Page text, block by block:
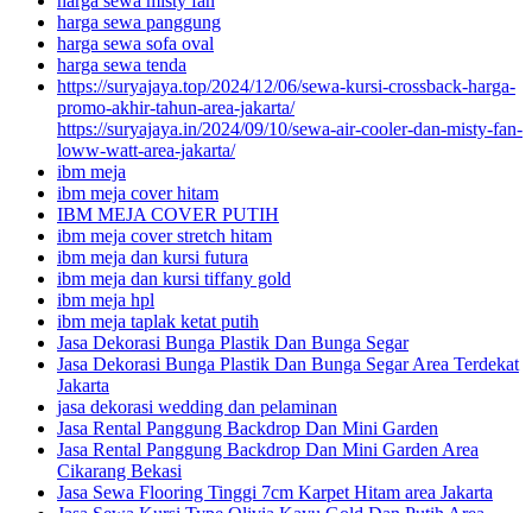
harga sewa panggung
harga sewa sofa oval
harga sewa tenda
https://suryajaya.top/2024/12/06/sewa-kursi-crossback-harga-
promo-akhir-tahun-area-jakarta/
https://suryajaya.in/2024/09/10/sewa-air-cooler-dan-misty-fan-
loww-watt-area-jakarta/
ibm meja
ibm meja cover hitam
IBM MEJA COVER PUTIH
ibm meja cover stretch hitam
ibm meja dan kursi futura
ibm meja dan kursi tiffany gold
ibm meja hpl
ibm meja taplak ketat putih
Jasa Dekorasi Bunga Plastik Dan Bunga Segar
Jasa Dekorasi Bunga Plastik Dan Bunga Segar Area Terdekat
Jakarta
jasa dekorasi wedding dan pelaminan
Jasa Rental Panggung Backdrop Dan Mini Garden
Jasa Rental Panggung Backdrop Dan Mini Garden Area
Cikarang Bekasi
Jasa Sewa Flooring Tinggi 7cm Karpet Hitam area Jakarta